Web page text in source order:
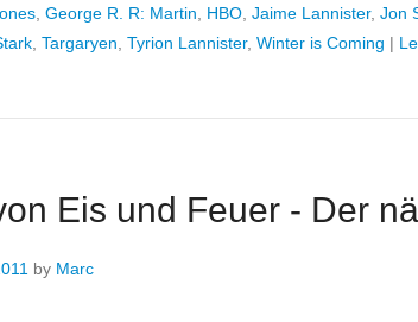
George R. R: Martin HBO Jaime Lannister, Jon
Targaryen Tyrion Lannister, Winter is Coming |
Eis und Feuer - Der
by Marc